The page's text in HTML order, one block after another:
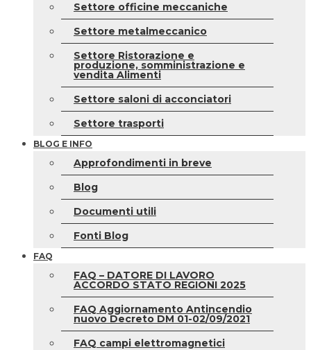
Settore officine meccaniche
Settore metalmeccanico
Settore Ristorazione e
produzione, somministrazione e
vendita Alimenti
Settore saloni di acconciatori
Settore trasporti
BLOG E INFO
Approfondimenti in breve
Blog
Documenti utili
Fonti Blog
FAQ
FAQ – DATORE DI LAVORO
ACCORDO STATO REGIONI 2025
FAQ Aggiornamento Antincendio
nuovo Decreto DM 01-02/09/2021
FAQ campi elettromagnetici